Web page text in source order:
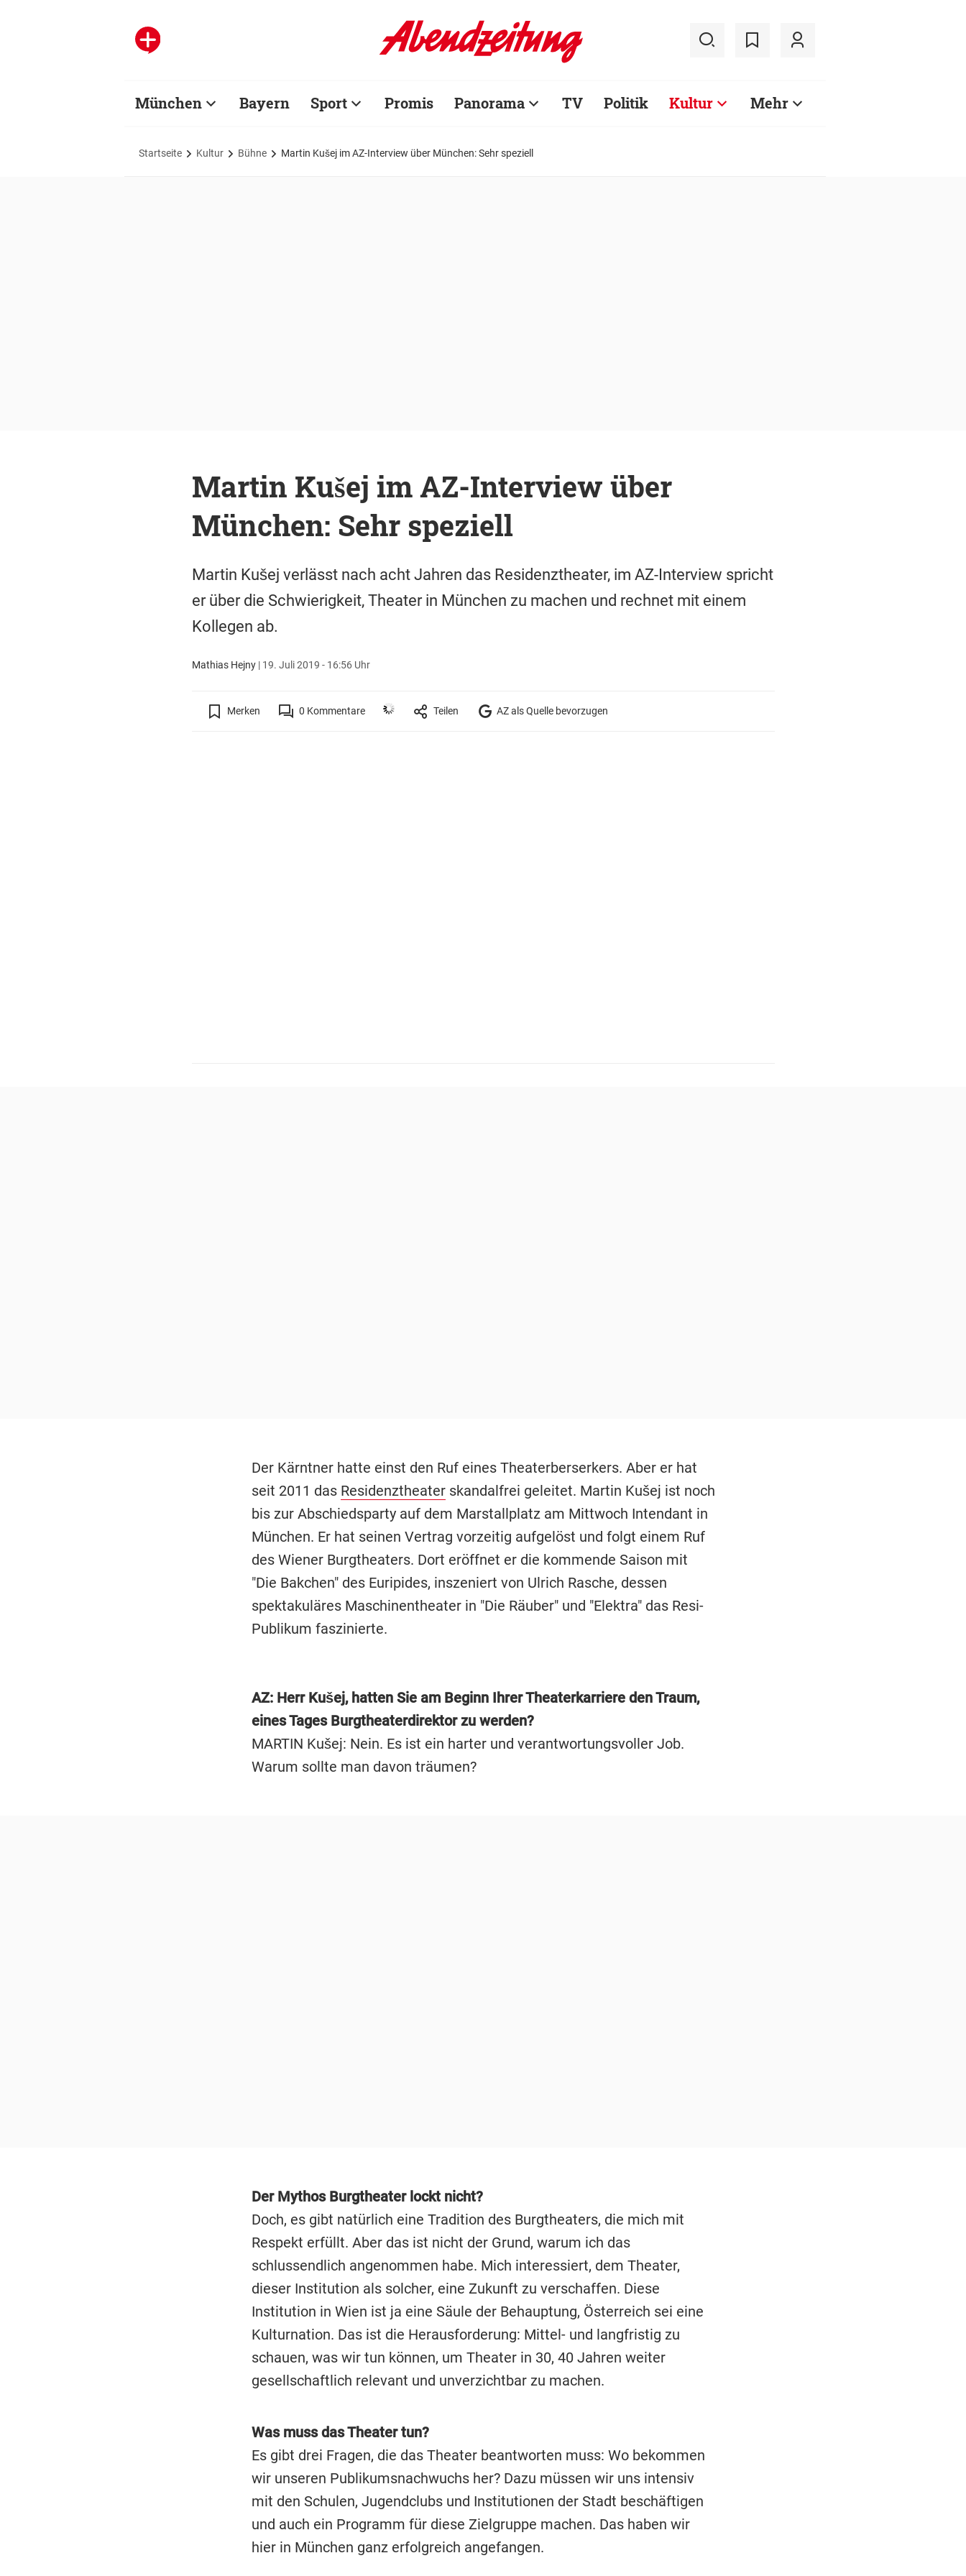
München Bayern Sport Promis Panorama TV Politik Kultur Mehr
Startseite Kultur Bühne Martin Kušej im AZ-Interview über München: Sehr speziell
Martin Kušej im AZ-Interview über
München: Sehr speziell
Martin Kušej verlässt nach acht Jahren das Residenztheater, im AZ-Interview spricht
er über die Schwierigkeit, Theater in München zu machen und rechnet mit einem
Kollegen ab.
Mathias Hejny| 19. Juli 2019 - 16:56 Uhr
Merken 0 Kommentare Teilen AZ als Quelle bevorzugen
Der Kärntner hatte einst den Ruf eines Theaterberserkers. Aber er hat
seit 2011 das Residenztheaterskandalfrei geleitet. Martin Kušej ist noch
bis zur Abschiedsparty auf dem Marstallplatz am Mittwoch Intendant in
München. Er hat seinen Vertrag vorzeitig aufgelöst und folgt einem Ruf
des Wiener Burgtheaters. Dort eröffnet er die kommende Saison mit
"Die Bakchen" des Euripides, inszeniert von Ulrich Rasche, dessen
spektakuläres Maschinentheater in "Die Räuber" und "Elektra" das Resi-
Publikum faszinierte.
AZ: Herr Kušej, hatten Sie am Beginn Ihrer Theaterkarriere den Traum,
eines Tages Burgtheaterdirektor zu werden?
MARTIN Kušej: Nein. Es ist ein harter und verantwortungsvoller Job.
Warum sollte man davon träumen?
Der Mythos Burgtheater lockt nicht?
Doch, es gibt natürlich eine Tradition des Burgtheaters, die mich mit
Respekt erfüllt. Aber das ist nicht der Grund, warum ich das
schlussendlich angenommen habe. Mich interessiert, dem Theater,
dieser Institution als solcher, eine Zukunft zu verschaffen. Diese
Institution in Wien ist ja eine Säule der Behauptung, Österreich sei eine
Kulturnation. Das ist die Herausforderung: Mittel- und langfristig zu
schauen, was wir tun können, um Theater in 30, 40 Jahren weiter
gesellschaftlich relevant und unverzichtbar zu machen.
Was muss das Theater tun?
Es gibt drei Fragen, die das Theater beantworten muss: Wo bekommen
wir unseren Publikumsnachwuchs her? Dazu müssen wir uns intensiv
mit den Schulen, Jugendclubs und Institutionen der Stadt beschäftigen
und auch ein Programm für diese Zielgruppe machen. Das haben wir
hier in München ganz erfolgreich angefangen.